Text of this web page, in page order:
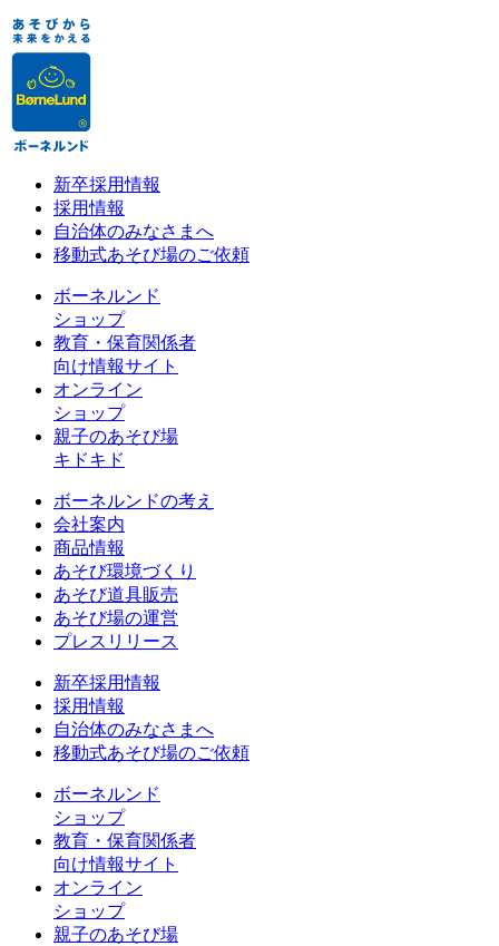
新卒採用情報
採用情報
自治体のみなさまへ
移動式あそび場のご依頼
ボーネルンド
ショップ
教育・保育関係者
向け情報サイト
オンライン
ショップ
親子のあそび場
キドキド
ボーネルンドの考え
会社案内
商品情報
あそび環境づくり
あそび道具販売
あそび場の運営
プレスリリース
新卒採用情報
採用情報
自治体のみなさまへ
移動式あそび場のご依頼
ボーネルンド
ショップ
教育・保育関係者
向け情報サイト
オンライン
ショップ
親子のあそび場